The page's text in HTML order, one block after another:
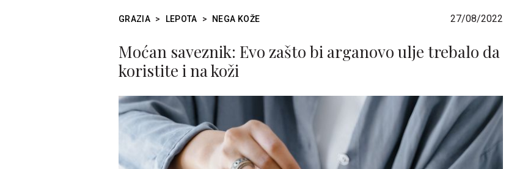
GRAZIA > LEPOTA > NEGA KOŽE 27/08/2022
Moćan saveznik: Evo zašto bi arganovo ulje trebalo da
koristite i na koži